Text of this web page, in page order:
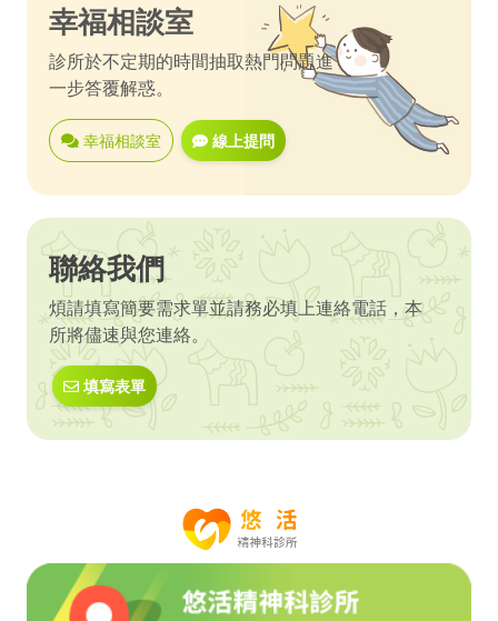
幸福相談室
診所於不定期的時間抽取熱門問題進
一步答覆解惑。
幸福相談室 線上提問
聯絡我們
煩請填寫簡要需求單並請務必填上連絡電話，本
所將儘速與您連絡。
填寫表單